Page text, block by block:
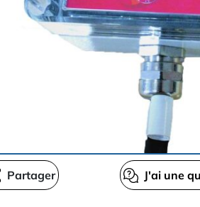
J'ai une
Partager